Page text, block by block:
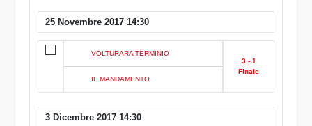
25 Novembre 2017 14:30
VOLTURARA TERMINIO
IL MANDAMENTO
3 - 1
Finale
3 Dicembre 2017 14:30